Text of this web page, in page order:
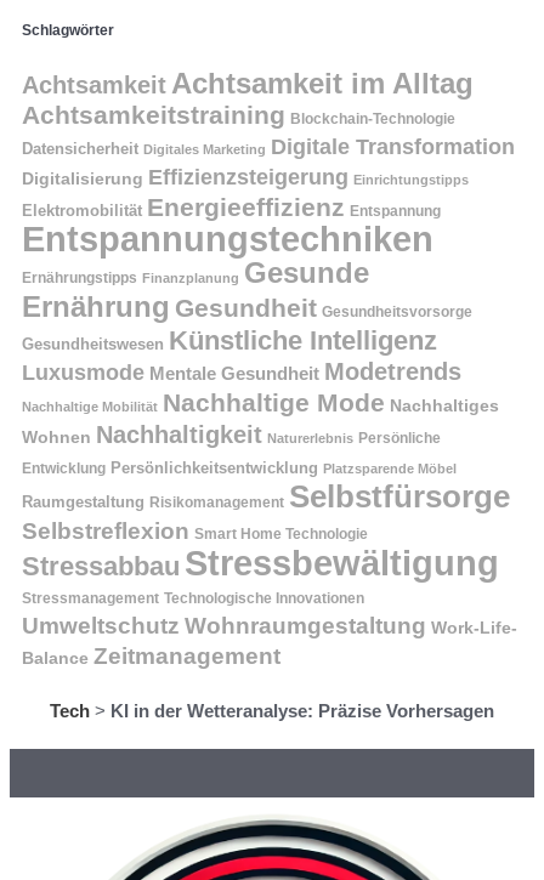
Schlagwörter
Achtsamkeit Achtsamkeit im Alltag
Achtsamkeitstraining Blockchain-Technologie
Datensicherheit Digitales Marketing Digitale Transformation
Digitalisierung Effizienzsteigerung Einrichtungstipps
Elektromobilität Energieeffizienz Entspannung
Entspannungstechniken
Ernährungstipps Finanzplanung Gesunde
Ernährung Gesundheit Gesundheitsvorsorge
Gesundheitswesen Künstliche Intelligenz
Luxusmode Mentale Gesundheit Modetrends
Nachhaltige Mobilität Nachhaltige Mode Nachhaltiges
Wohnen Nachhaltigkeit Naturerlebnis Persönliche
Entwicklung Persönlichkeitsentwicklung Platzsparende Möbel
Raumgestaltung Risikomanagement Selbstfürsorge
Selbstreflexion Smart Home Technologie
Stressabbau Stressbewältigung
Stressmanagement Technologische Innovationen
Umweltschutz Wohnraumgestaltung Work-Life-
Balance Zeitmanagement
Tech > KI in der Wetteranalyse: Präzise Vorhersagen